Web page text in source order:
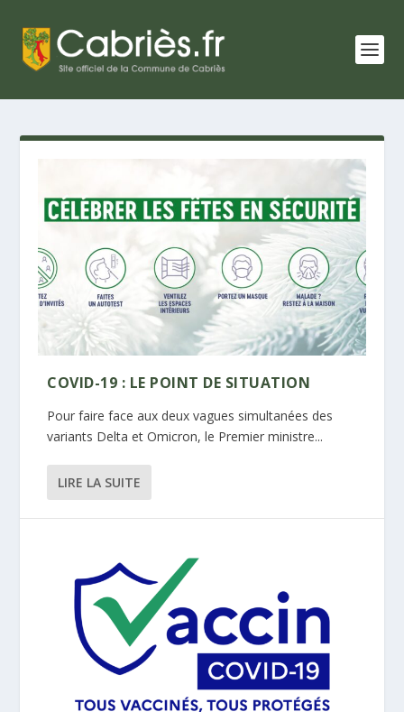
COVID-19 : LE POINT DE SITUATION
Pour faire face aux deux vagues simultanées des
variants Delta et Omicron, le Premier ministre...
LIRE LA SUITE